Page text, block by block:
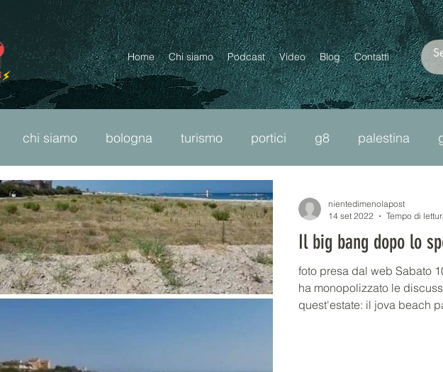
Home Chi siamo Podcast Video Blog Contatti
chi siamo bologna turismo portici g8 palestina
fumetti cancel culture moltopiùdizan
ambiente libro cnr plastica precarietà migranti
lavoro scuola
storia
Il big bang dopo lo
foto presa dal web Sabato
ha monopolizzato le
quest'estate: il jova beach
nientedimenolapost
14 set 2022
Tempo di